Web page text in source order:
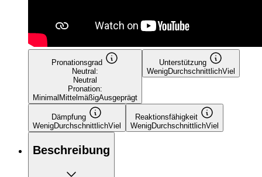
Pronationsgrad
Neutral:
Neutral
Pronation:
Minimal MittelmäßigAusgeprägt
Unterstützung
WenigDurchschnittlichViel
Dämpfung
WenigDurchschnittlichViel
Reaktionsfähigkeit
WenigDurchschnittlichViel
Beschreibung